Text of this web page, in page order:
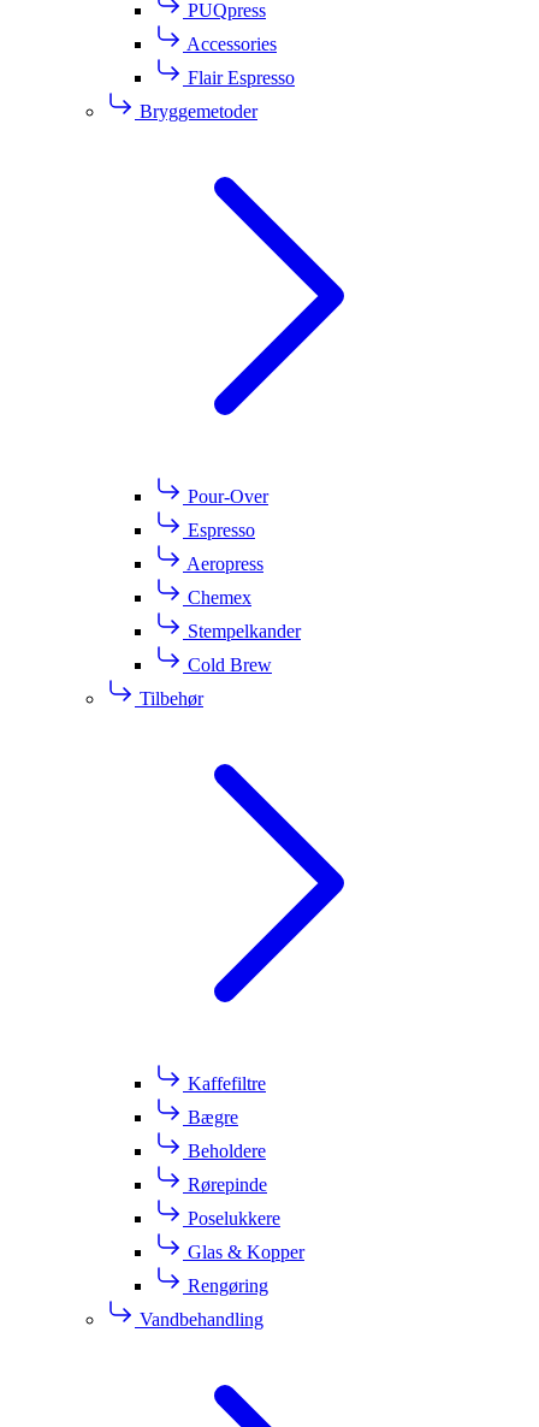
PUQpress
Accessories
Flair Espresso
Bryggemetoder
Pour-Over
Espresso
Aeropress
Chemex
Stempelkander
Cold Brew
Tilbehør
Kaffefiltre
Bægre
Beholdere
Rørepinde
Poselukkere
Glas & Kopper
Rengøring
Vandbehandling